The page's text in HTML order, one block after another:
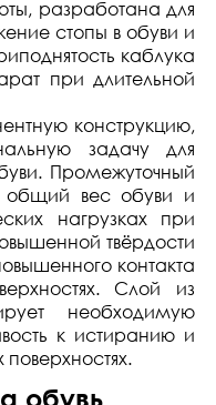
разработана для
стопы в обуви и
каблука
при длительной
конструкцию,
задачу для
Промежуточный
общий вес обуви и
нагрузках при
твёрдости
контакта
Слой из
необходимую
к истиранию и
обувь